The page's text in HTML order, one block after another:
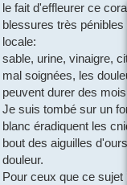
le fait d'effleurer ce
blessures très
locale:
sable, urine, vinaigre,
mal soignées, les
peuvent durer des
Je suis tombé sur un
blanc éradiquent les
bout des aiguilles
douleur.
Pour ceux que ce sujet